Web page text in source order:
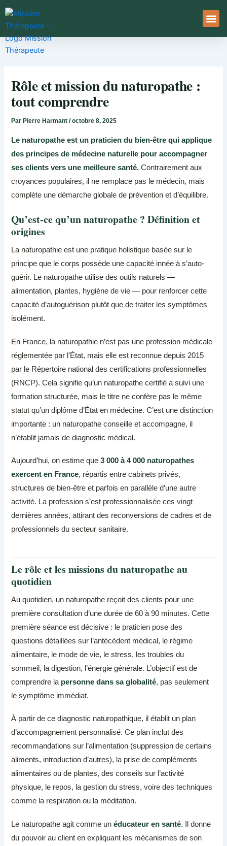
Aller
au
contenu
Rôle et mission du naturopathe :
tout comprendre
Par Pierre Harmant/octobre 8, 2025
Le naturopathe est un praticien du bien-être qui applique
des principes de médecine naturelle pour accompagner
ses clients vers une meilleure santé. Contrairement aux
croyances populaires, il ne remplace pas le médecin, mais
complète une démarche globale de prévention et d’équilibre.
Qu’est-ce qu’un naturopathe ? Définition et
origines
La naturopathie est une pratique holistique basée sur le
principe que le corps possède une capacité innée à s’auto-
guérir. Le naturopathe utilise des outils naturels —
alimentation, plantes, hygiène de vie — pour renforcer cette
capacité d’autoguérison plutôt que de traiter les symptômes
isolément.
En France, la naturopathie n’est pas une profession médicale
réglementée par l’État, mais elle est reconnue depuis 2015
par le Répertoire national des certifications professionnelles
(RNCP). Cela signifie qu’un naturopathe certifié a suivi une
formation structurée, mais le titre ne confère pas le même
statut qu’un diplôme d’État en médecine. C’est une distinction
importante : un naturopathe conseille et accompagne, il
n’établit jamais de diagnostic médical.
Aujourd’hui, on estime que3 000 à 4 000 naturopathes
exercent en France, répartis entre cabinets privés,
structures de bien-être et parfois en parallèle d’une autre
activité. La profession s’est professionnalisée ces vingt
dernières années, attirant des reconversions de cadres et de
professionnels du secteur sanitaire.
Le rôle et les missions du naturopathe au
quotidien
Au quotidien, un naturopathe reçoit des clients pour une
première consultation d’une durée de 60 à 90 minutes. Cette
première séance est décisive : le praticien pose des
questions détaillées sur l’antécédent médical, le régime
alimentaire, le mode de vie, le stress, les troubles du
sommeil, la digestion, l’énergie générale. L’objectif est de
comprendre la personne dans sa globalité, pas seulement
le symptôme immédiat.
À partir de ce diagnostic naturopathique, il établit un plan
d’accompagnement personnalisé. Ce plan inclut des
recommandations sur l’alimentation (suppression de certains
aliments, introduction d’autres), la prise de compléments
alimentaires ou de plantes, des conseils sur l’activité
physique, le repos, la gestion du stress, voire des techniques
comme la respiration ou la méditation.
Le naturopathe agit comme unéducateur en santé. Il donne
du pouvoir au client en expliquant les mécanismes de son